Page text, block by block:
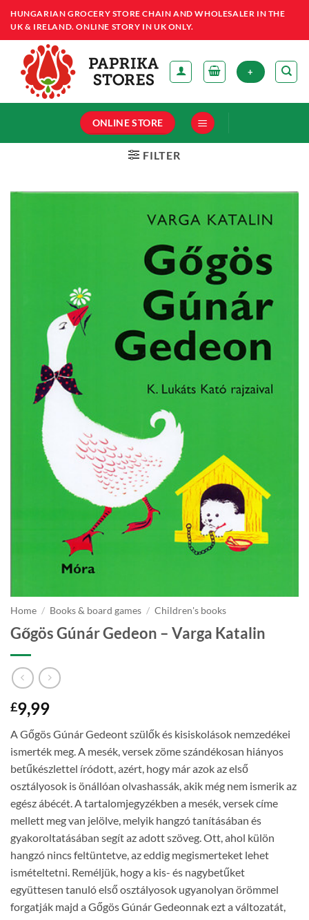
Skip
content
HUNGARIAN GROCERY STORE CHAIN AND WHOLESALER IN THE
UK & IRELAND. ONLINE STORY IN UK ONLY.
+
ONLINE STORE
FILTER
Home / Books & board games / Children's books
Gőgös Gúnár Gedeon – Varga Katalin
£9,99
A Gőgös Gúnár Gedeont szülők és kisiskolások nemzedékei
ismerték meg. A mesék, versek zöme szándékosan hiányos
betűkészlettel íródott, azért, hogy már azok az első
osztályosok is önállóan olvashassák, akik még nem ismerik az
egész ábécét. A tartalomjegyzékben a mesék, versek címe
mellett meg van jelölve, melyik hangzó tanításában és
gyakoroltatásában segít az adott szöveg. Ott, ahol külön
hangzó nincs feltüntetve, az eddig megismerteket lehet
ismételtetni. Reméljük, hogy a kis- és nagybetűket
együttesen tanuló első osztályosok ugyanolyan örömmel
forgatják majd a Gőgös Gúnár Gedeonnak ezt a változatát,